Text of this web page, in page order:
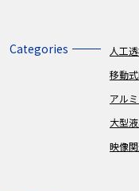
Categories 人工
移動
アル
大型
映像